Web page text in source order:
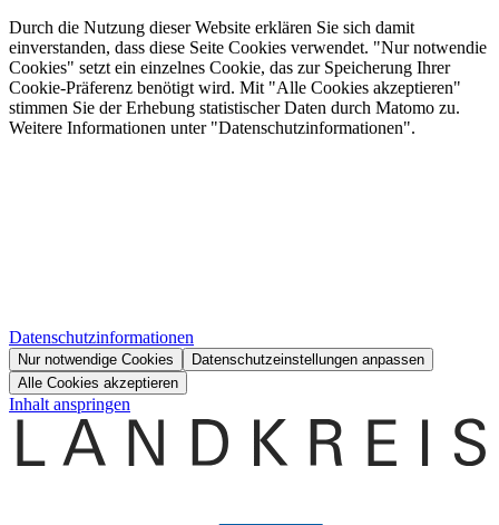
Durch die Nutzung dieser Website erklären Sie sich damit
einverstanden, dass diese Seite Cookies verwendet. "Nur notwendie
Cookies" setzt ein einzelnes Cookie, das zur Speicherung Ihrer
Cookie-Präferenz benötigt wird. Mit "Alle Cookies akzeptieren"
stimmen Sie der Erhebung statistischer Daten durch Matomo zu.
Weitere Informationen unter "Datenschutzinformationen".
Datenschutzinformationen
Nur notwendige Cookies
Datenschutzeinstellungen anpassen
Alle Cookies akzeptieren
Inhalt anspringen